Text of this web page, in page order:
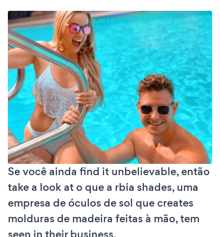
Se você ainda find it unbelievable, então
take a look at o que a rbia shades, uma
empresa de óculos de sol que creates
molduras de madeira feitas à mão, tem